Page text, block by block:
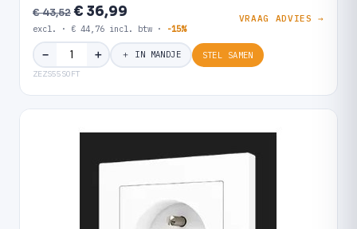
€ 43,52€ 36,99
excl. · € 44,76 incl. btw · -15%
VRAAG ADVIES →
− ＋ ＋ IN MANDJE STEL SAMEN
ZEZS55SOFT